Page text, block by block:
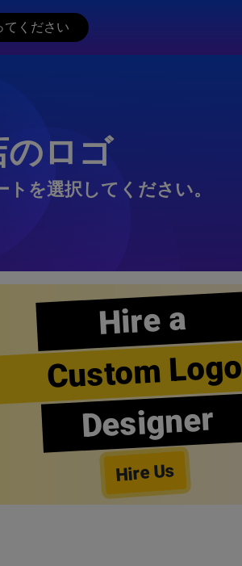
てください
のロゴ
を選択してください。
Hire a
Custom Logo
Designer
Hire Us